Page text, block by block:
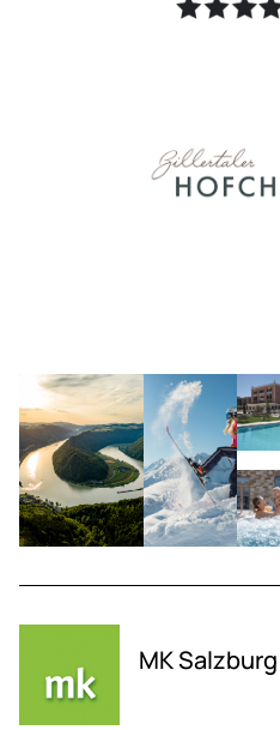
MK Salzburg